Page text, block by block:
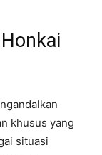
khusus yang
situasi